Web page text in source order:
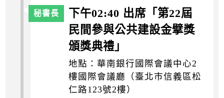
下午02:40 出席「第22屆
民間參與公共建設金擘獎
頒獎典禮」
地點：華南銀行國際會議中心2
樓國際會議廳（臺北巿信義區松
仁路123號2樓）